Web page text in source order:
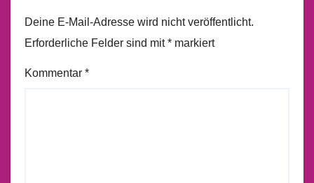
Deine E-Mail-Adresse wird nicht veröffentlicht.
Erforderliche Felder sind mit* markiert
Kommentar *